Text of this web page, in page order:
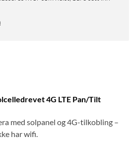
4G LTE Pan/Tilt
med solpanel og 4G-tilkobling –
har wifi.